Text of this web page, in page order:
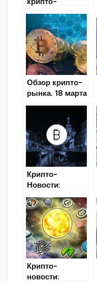
платёжное
приложение в
первой
половине 2020
года
Обзор крипто-
рынка. 18 марта
Крипто-
Новости:
последние
события из
мира
криптовалют
Крипто-
новости: